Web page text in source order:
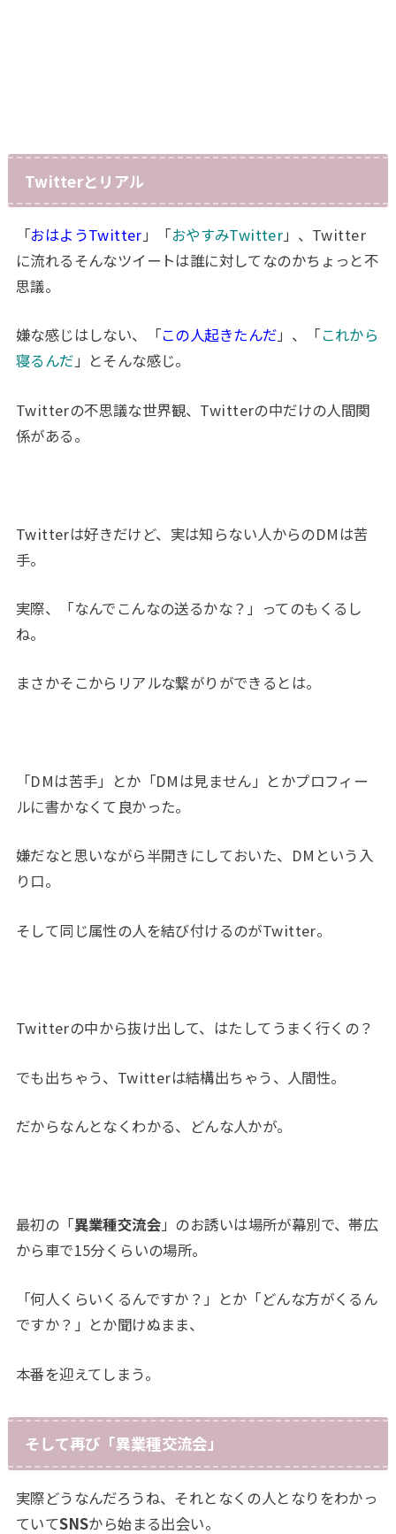
Twitterとリアル
「おはようTwitter」「おやすみTwitter」、Twitter
に流れるそんなツイートは誰に対してなのかちょっと不
思議。
嫌な感じはしない、「この人起きたんだ」、「これから
寝るんだ」とそんな感じ。
Twitterの不思議な世界観、Twitterの中だけの人間関
係がある。
Twitterは好きだけど、実は知らない人からのDMは苦
手。
実際、「なんでこんなの送るかな？」ってのもくるし
ね。
まさかそこからリアルな繋がりができるとは。
「DMは苦手」とか「DMは見ません」とかプロフィー
ルに書かなくて良かった。
嫌だなと思いながら半開きにしておいた、DMという入
り口。
そして同じ属性の人を結び付けるのがTwitter。
Twitterの中から抜け出して、はたしてうまく行くの？
でも出ちゃう、Twitterは結構出ちゃう、人間性。
だからなんとなくわかる、どんな人かが。
最初の「異業種交流会」のお誘いは場所が幕別で、帯広
から車で15分くらいの場所。
「何人くらいくるんですか？」とか「どんな方がくるん
ですか？」とか聞けぬまま、
本番を迎えてしまう。
そして再び「異業種交流会」
実際どうなんだろうね、それとなくの人となりをわかっ
ていてSNSから始まる出会い。